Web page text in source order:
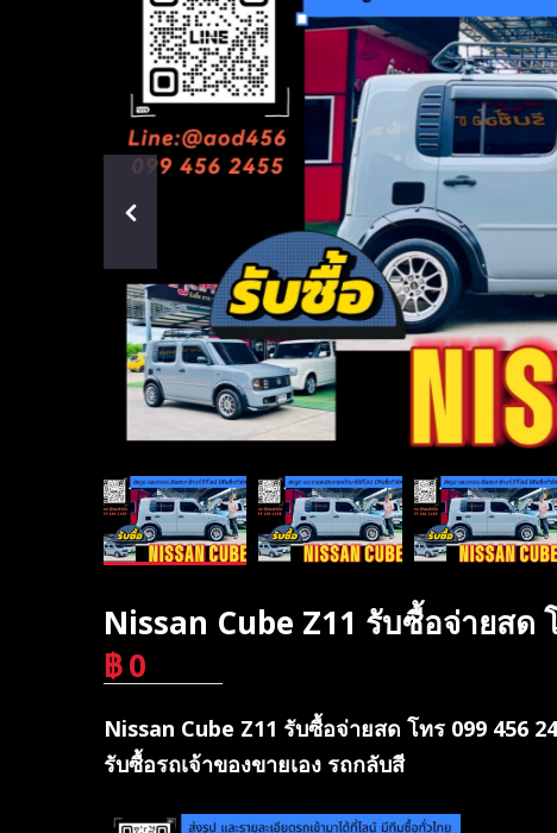
Nissan Cube Z11 รับซื้อจ่ายสด
฿0
Nissan Cube Z11 รับซื้อจ่ายสด โทร 099 456
รับซื้อรถเจ้าของขายเอง รถกลับสี